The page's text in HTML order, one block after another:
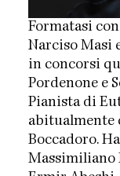
Formatasi
Narciso Masi
in concorsi
Pordenone e
Pianista di
abitualmente
Boccadoro.
Massimiliano